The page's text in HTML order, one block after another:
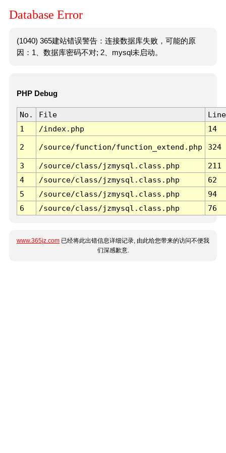
Database Error
(1040) 365建站错误警告：连接数据库失败，可能的原
因：1、数据库密码不对; 2、mysql未启动。
PHP Debug
No. File
Line
1
/index.php 14
2 /source/function/function_extend.php 324
3 /source/class/jzmysql.class.php
211
4
/source/class/jzmysql.class.php
62
5
/source/class/jzmysql.class.php
94
6
/source/class/jzmysql.class.php 76
www.365jz.com 已经将此出错信息详细记录, 由此给您带来的访问不便我
们深感歉意.